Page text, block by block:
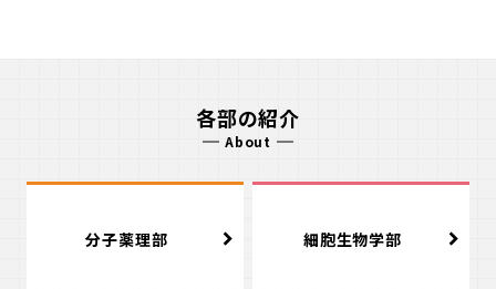
各部の紹介
About
分子薬理部 細胞生物学部